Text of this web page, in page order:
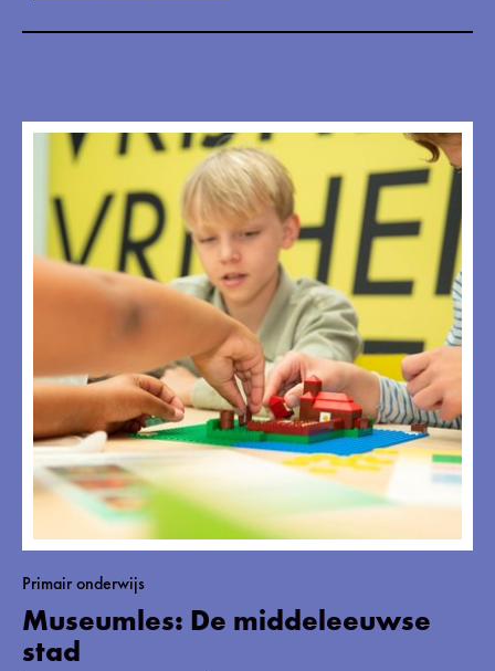
Museumles: De middeleeuwse
stad
Primair onderwijs